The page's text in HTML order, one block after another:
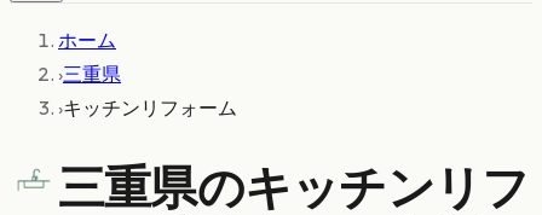
ホーム
›三重県
›キッチンリフォーム
三重県のキッチンリフ